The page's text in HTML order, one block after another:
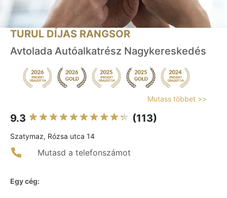
TURUL DÍJAS RANGSOR
Avtolada Autóalkatrész Nagykereskedés
Mutass többet >>
9.3 (113)
Szatymaz, Rózsa utca 14
Mutasd a telefonszámot
Egy cég: